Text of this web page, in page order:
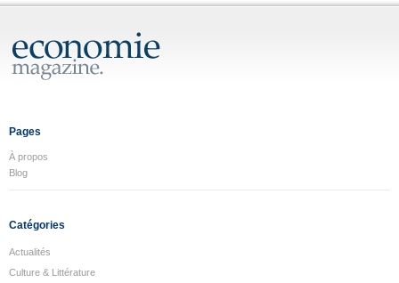
Pages
À propos
Blog
Catégories
Actualités
Culture & Littérature